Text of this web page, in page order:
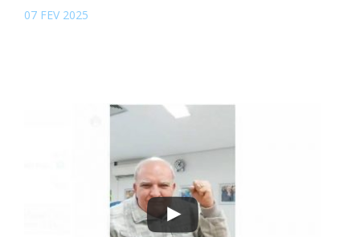
07 FEV 2025